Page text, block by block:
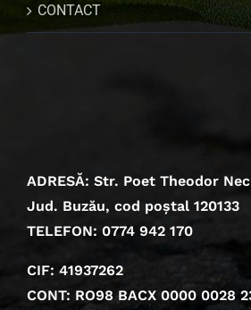
CONTACT
ADRESĂ: Str. Poet Theodor
Jud. Buzău, cod poștal 120133
TELEFON: 0774 942 170
CIF: 41937262
CONT: RO98 BACX 0000 0028